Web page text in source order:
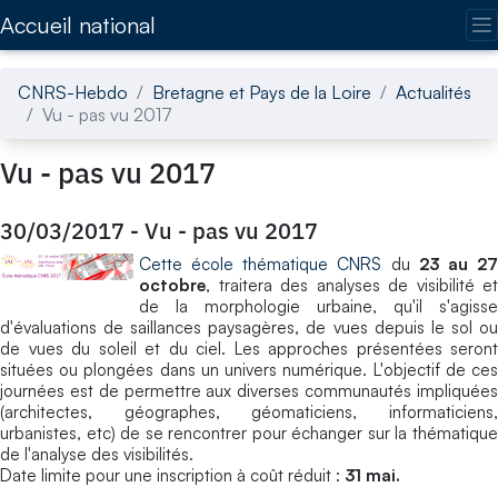
Accueil national
CNRS-Hebdo Bretagne et Pays de la Loire
Actualités
Vu - pas vu 2017
Vu - pas vu 2017
30/03/2017 - Vu - pas vu 2017
Cette école thématique CNRS du 23 au 27
octobre, traitera des analyses de visibilité et
de la morphologie urbaine, qu'il s'agisse
d'évaluations de saillances paysagères, de vues depuis le sol ou
de vues du soleil et du ciel. Les approches présentées seront
situées ou plongées dans un univers numérique. L'objectif de ces
journées est de permettre aux diverses communautés impliquées
(architectes, géographes, géomaticiens, informaticiens,
urbanistes, etc) de se rencontrer pour échanger sur la thématique
de l'analyse des visibilités.
Date limite pour une inscription à coût réduit : 31 mai.